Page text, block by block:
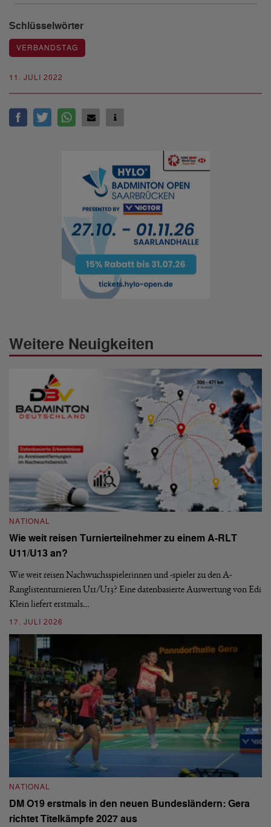
11. JULI 2022
Schlüsselwörter
VERBANDSTAG
Weitere Neuigkeiten
NATIONAL
Wie weit reisen Turnierteilnehmer zu einem A-RLT
U11/U13 an?
Wie weit reisen Nachwuchsspielerinnen und -spieler zu den A-
Ranglistenturnieren U11/U13? Eine datenbasierte Auswertung von Edi
Klein liefert erstmals…
17. JULI 2026
NATIONAL
DM O19 erstmals in den neuen Bundesländern: Gera
richtet Titelkämpfe 2027 aus